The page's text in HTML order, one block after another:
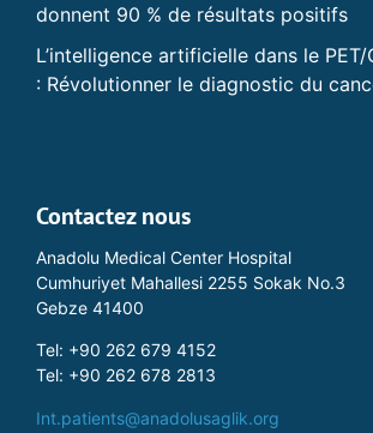
donnent 90 % de résultats positifs
L’intelligence artificielle dans le
: Révolutionner le diagnostic du
Contactez nous
Anadolu Medical Center Hospital
Cumhuriyet Mahallesi 2255 Sokak No.3
Gebze 41400
Tel: +90 262 679 4152
Tel: +90 262 678 2813
Int.patients@anadolusaglik.org